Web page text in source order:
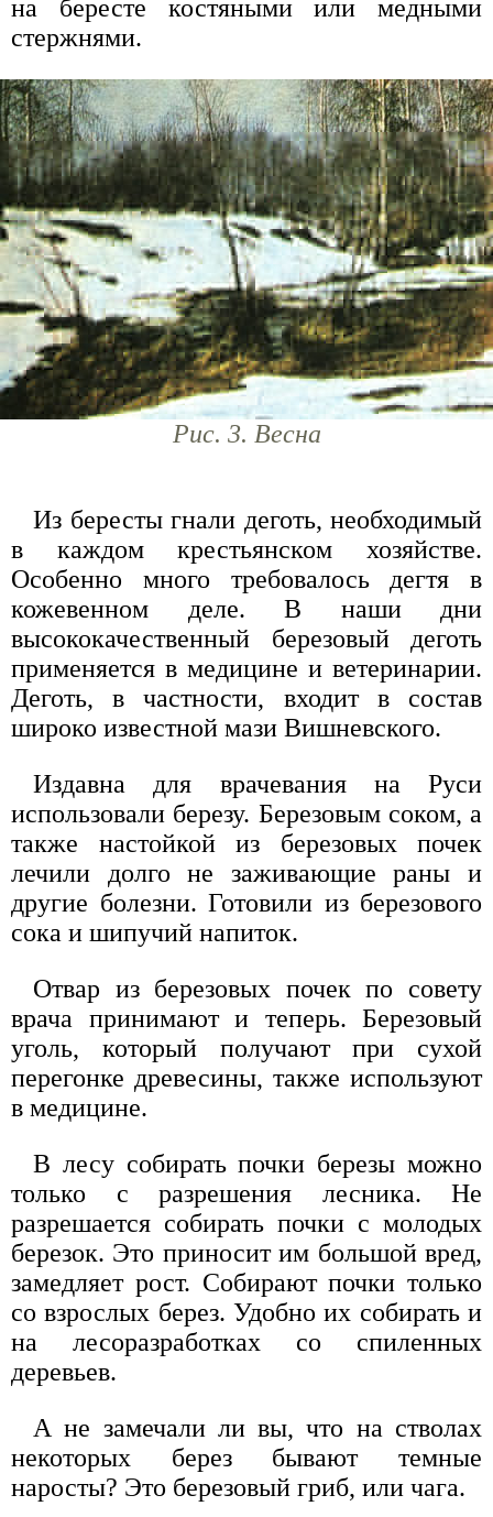
на бересте костяными или медными
стержнями.
Рис. 3. Весна
Из бересты гнали деготь, необходимый
в каждом крестьянском хозяйстве.
Особенно много требовалось дегтя в
кожевенном деле. В наши дни
высококачественный березовый деготь
применяется в медицине и ветеринарии.
Деготь, в частности, входит в состав
широко известной мази Вишневского.
Издавна для врачевания на Руси
использовали березу. Березовым соком, а
также настойкой из березовых почек
лечили долго не заживающие раны и
другие болезни. Готовили из березового
сока и шипучий напиток.
Отвар из березовых почек по совету
врача принимают и теперь. Березовый
уголь, который получают при сухой
перегонке древесины, также используют
в медицине.
В лесу собирать почки березы можно
только с разрешения лесника. Не
разрешается собирать почки с молодых
березок. Это приносит им большой вред,
замедляет рост. Собирают почки только
со взрослых берез. Удобно их собирать и
на лесоразработках со спиленных
деревьев.
А не замечали ли вы, что на стволах
некоторых берез бывают темные
наросты? Это березовый гриб, или чага.